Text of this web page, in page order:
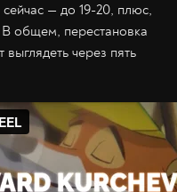
— до 19-20, плюс,
В общем, перестановка
через пять